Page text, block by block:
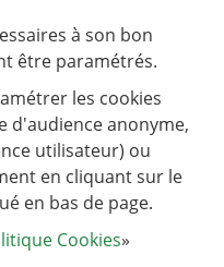
des liens utiles
Versailles Grand Parc
à son bon
être paramétrés.
les cookies
d'audience anonyme,
utilisateur) ou
en cliquant sur le
en bas de page.
Cookies»